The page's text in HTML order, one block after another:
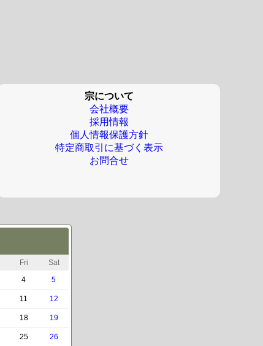
宗について
会社概要
採用情報
個人情報保護方針
特定商取引に基づく表示
お問合せ
Fri
Sat
4 5
11 12
18 19
25 26